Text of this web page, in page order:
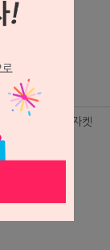
켓 / 8골 골덴자켓